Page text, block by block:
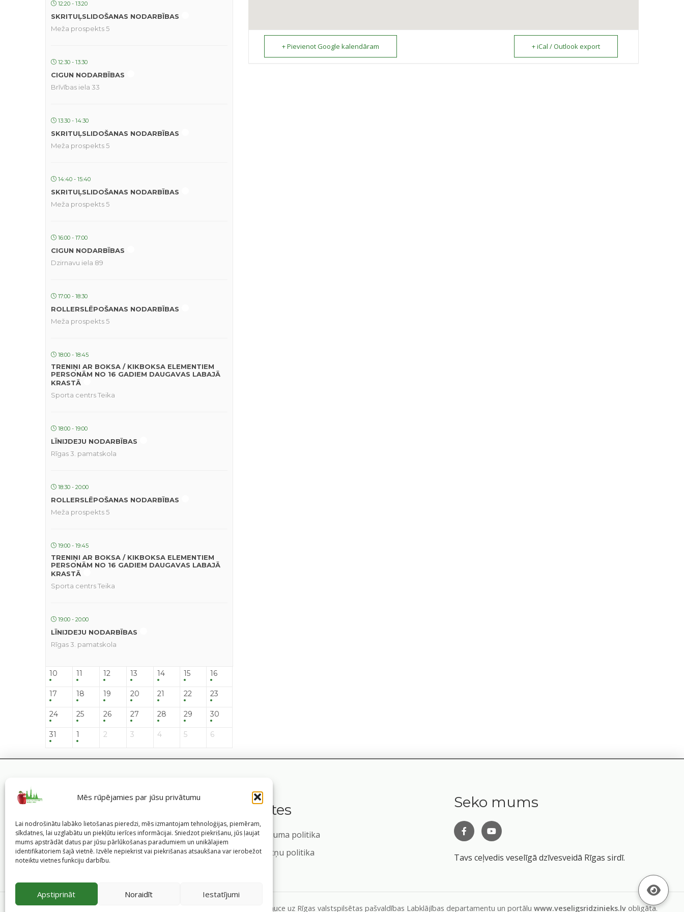
Mēs rūpējamies par jūsu privātumu
Lai nodrošinātu labāko lietošanas pieredzi, mēs izmantojam tehnoloģijas, piemēram,
sīkdatnes, lai uzglabātu un piekļūtu ierīces informācijai. Sniedzot piekrišanu, jūs ļaujat
mums apstrādāt datus par jūsu pārlūkošanas paradumiem un unikālajiem
identifikatoriem šajā vietnē. Izvēle nepiekrist vai piekrišanas atsaukšana var ierobežot
noteiktu vietnes funkciju darbību.
Apstiprināt Noraidīt Iestatījumi
12:20 - 13:20
SKRITUĻSLIDOŠANAS NODARBĪBAS
Meža prospekts 5
12:30 - 13:30
CIGUN NODARBĪBAS
Brīvības iela 33
13:30 - 14:30
SKRITUĻSLIDOŠANAS NODARBĪBAS
Meža prospekts 5
14:40 - 15:40
SKRITUĻSLIDOŠANAS NODARBĪBAS
Meža prospekts 5
16:00 - 17:00
CIGUN NODARBĪBAS
Dzirnavu iela 89
17:00 - 18:30
ROLLERSLĒPOŠANAS NODARBĪBAS
Meža prospekts 5
18:00 - 18:45
TRENIŅI AR BOKSA / KIKBOKSA ELEMENTIEM
PERSONĀM NO 16 GADIEM DAUGAVAS LABAJĀ
KRASTĀ
Sporta centrs Teika
18:00 - 19:00
LĪNIJDEJU NODARBĪBAS
Rīgas 3. pamatskola
18:30 - 20:00
ROLLERSLĒPOŠANAS NODARBĪBAS
Meža prospekts 5
19:00 - 19:45
TRENIŅI AR BOKSA / KIKBOKSA ELEMENTIEM
PERSONĀM NO 16 GADIEM DAUGAVAS LABAJĀ
KRASTĀ
Sporta centrs Teika
19:00 - 20:00
LĪNIJDEJU NODARBĪBAS
Rīgas 3. pamatskola
10 11 12 13 14 15 16
17 18 19 20 21 22 23
24 25 26 27 28 29 30
31 1 2 3 4 5 6
+ Pievienot Google kalendāram + iCal / Outlook export
Saites
Privātuma politika
Sīkdatņu politika
Seko mums
Tavs ceļvedis veselīgā dzīvesveidā Rīgas sirdī.
©2026 Veselīgs rīdzinieks veselā Rīgā Pārpublicējot informāciju, atsauce uz Rīgas valstspilsētas pašvaldības Labklājības departamentu un portālu www.veseligsridzinieks.lv obligāta.